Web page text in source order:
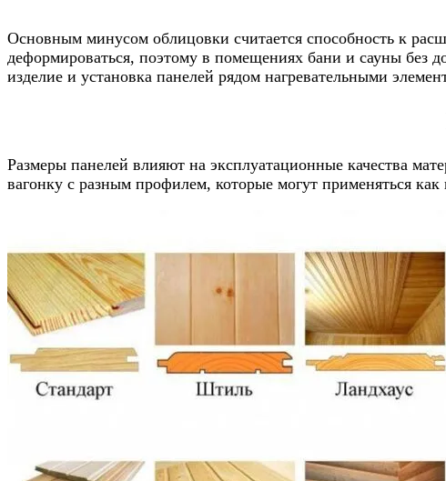
Основным минусом облицовки считается способность к
деформироваться, поэтому в помещениях бани и сауны без
изделие и установка панелей рядом нагревательными
Размеры панелей влияют на эксплуатационные качества
вагонку с разным профилем, которые могут применяться